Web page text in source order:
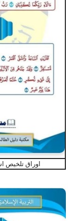
اوراق تلخيص اسلامية